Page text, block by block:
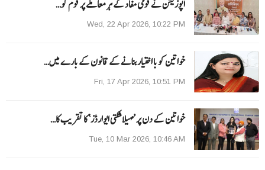
اپوزیشن نے قومی مفاد کے ہر معاملے پر قوم کو…
Wed, 22 Apr 2026, 10:22 PM
خواتین کو با اختیار بنانے کے قانون کے بارے میں…
Fri, 17 Apr 2026, 10:51 PM
خواتین کے دن پر ’مہیلا شکتی ایوارڈز‘ کا تقریب کا…
Tue, 10 Mar 2026, 10:46 AM